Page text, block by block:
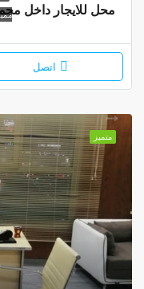
محل للايجار داخل
اتصل
متميز